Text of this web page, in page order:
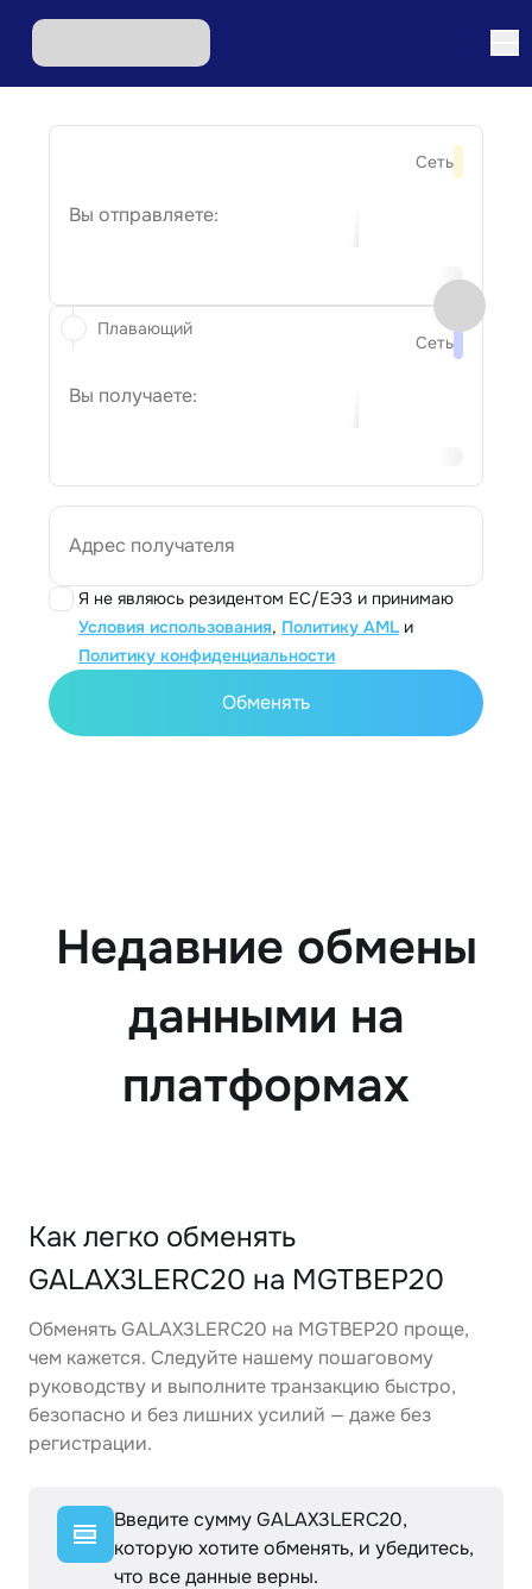
Сеть
Вы отправляете:
Сеть
Вы получаете:
Адрес получателя
Я не являюсь резидентом ЕС/ЕЭЗ и принимаю
Условия использования, Политику AML и
Политику конфиденциальности
Плавающий
Обменять
Недавние обмены
данными на
платформах
Как легко обменять
GALAX3LERC20 на MGTBEP20
Обменять GALAX3LERC20 на MGTBEP20 проще,
чем кажется. Следуйте нашему пошаговому
руководству и выполните транзакцию быстро,
безопасно и без лишних усилий — даже без
регистрации.
Введите сумму GALAX3LERC20,
которую хотите обменять, и убедитесь,
что все данные верны.